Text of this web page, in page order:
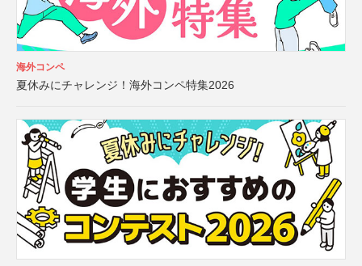
海外コンペ
夏休みにチャレンジ！海外コンペ特集2026